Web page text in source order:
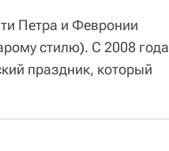
Петра и Февронии
стилю). С 2008 года
праздник, который